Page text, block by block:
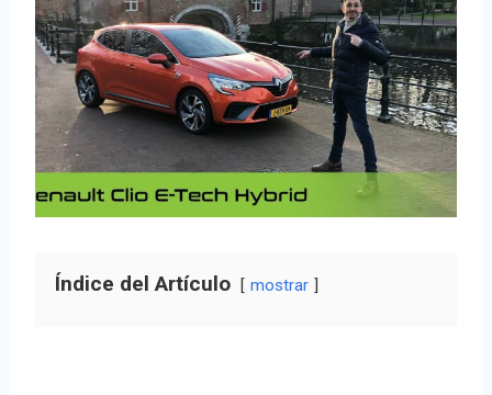
Índice del Artículo mostrar